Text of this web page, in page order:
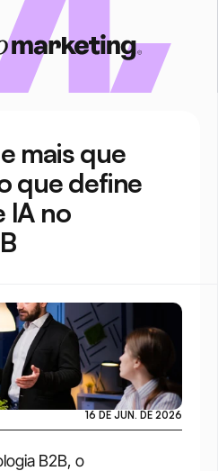
mais que
que define
IA no
B2B, o
16 DE JUN. DE 2026